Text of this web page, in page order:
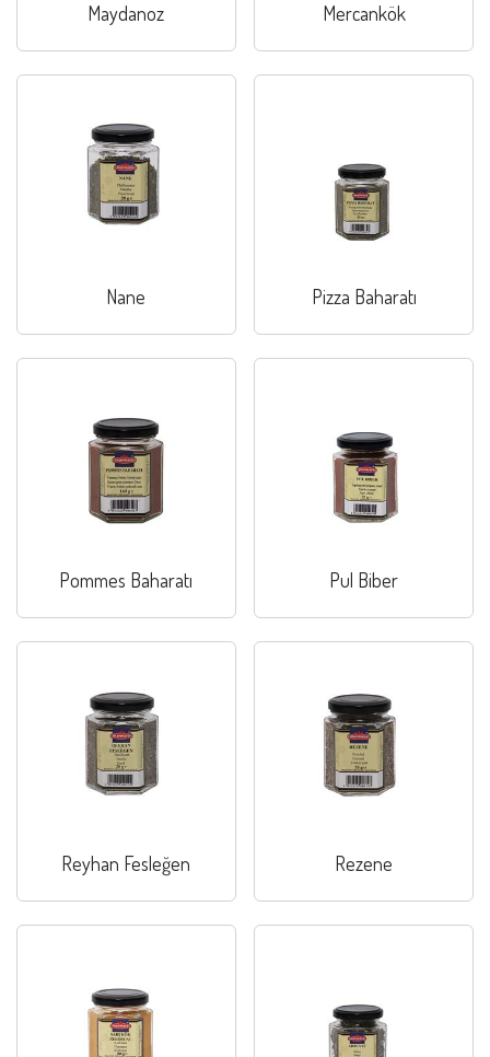
Maydanoz Mercankök
Nane Pizza Baharatı
Pommes Baharatı Pul Biber
Reyhan Fesleğen Rezene